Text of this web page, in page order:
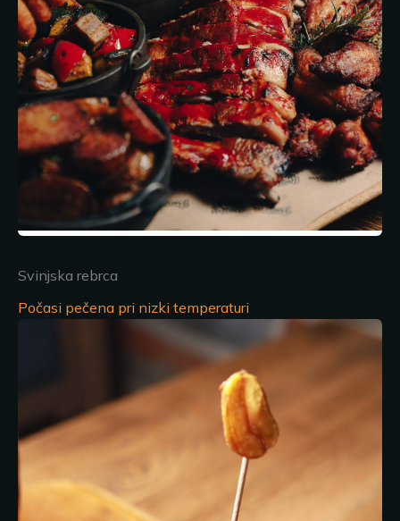
Svinjska rebrca
Počasi pečena pri nizki temperaturi